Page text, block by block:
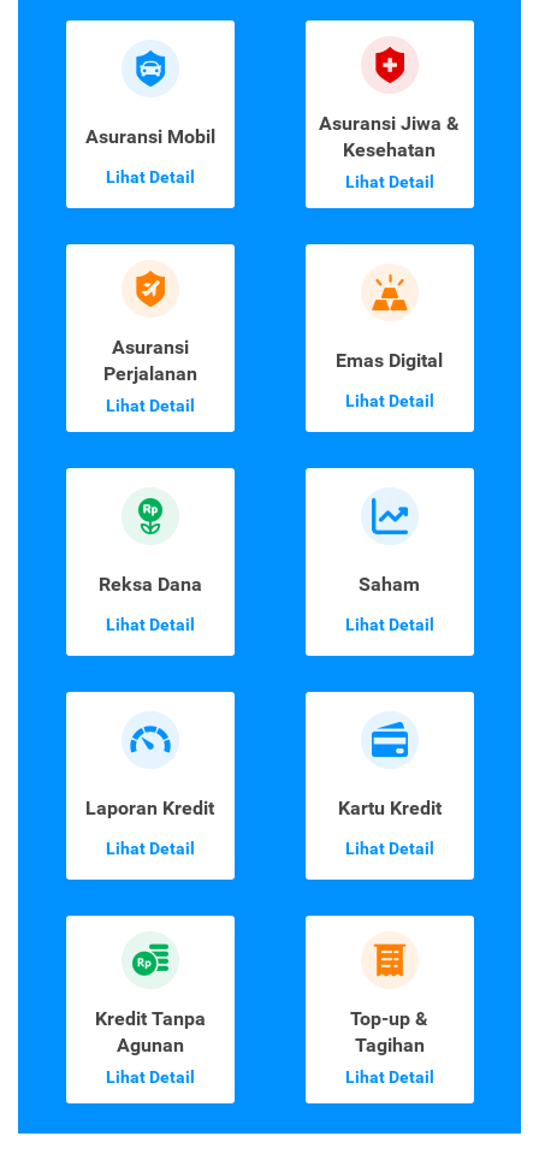
Asuransi Mobil
Lihat Detail
Asuransi Jiwa &
Kesehatan
Lihat Detail
Asuransi
Perjalanan
Lihat Detail
Emas Digital
Lihat Detail
Reksa Dana
Lihat Detail
Saham
Lihat Detail
Laporan Kredit
Lihat Detail
Kartu Kredit
Lihat Detail
Kredit Tanpa
Agunan
Lihat Detail
Top-up &
Tagihan
Lihat Detail